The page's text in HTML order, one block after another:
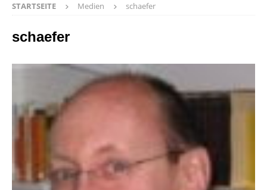
STARTSEITE Medien schaefer
schaefer